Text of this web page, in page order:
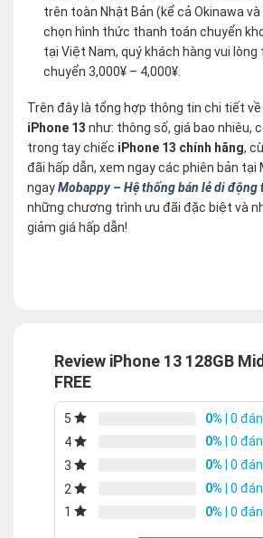
trên toàn Nhật Bản (kể cả Okinawa và
chọn hình thức thanh toán chuyển
tại Việt Nam, quý khách hàng vui
chuyển 3,000¥ – 4,000¥.
Trên đây là tổng hợp thông tin chi tiết
iPhone 13 như: thông số, giá bao nhiêu,
trong tay chiếc iPhone 13 chính hãng,
đãi hấp dẫn, xem ngay các phiên bản tại
ngayMobappy – Hệ thống bán lẻ di động
những chương trình ưu đãi đặc biệt và
giảm giá hấp dẫn!
Review iPhone 13 128GB
FREE
5 0% | 0
4
0% | 0
3
0% | 0
2
0% | 0
1
0% | 0